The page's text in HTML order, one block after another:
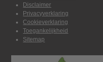
Disclaimer
Privacyverklaring
Cookieverklaring
Toegankelijkheid
Sitemap